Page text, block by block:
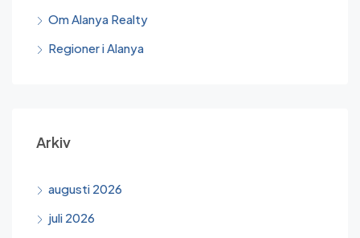
Om Alanya Realty
Regioner i Alanya
Arkiv
augusti 2026
juli 2026